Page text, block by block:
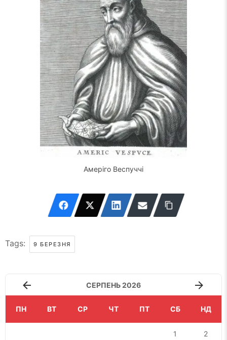
Амеріго Веспуччі
Tags: 9 БЕРЕЗНЯ
СЕРПЕНЬ 2026
ПН ВТ СР ЧТ ПТ СБ НД
1 2